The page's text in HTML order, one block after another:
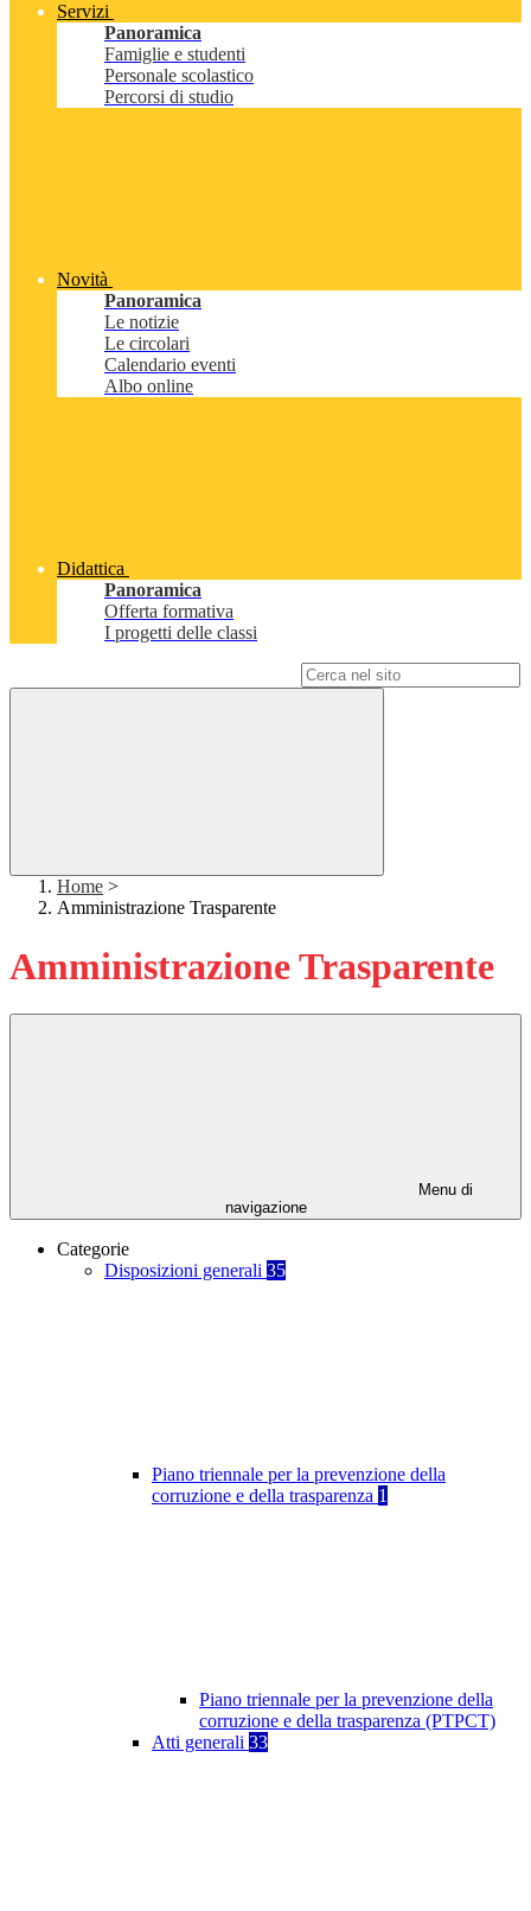
Servizi
Panoramica
Famiglie e studenti
Personale scolastico
Percorsi di studio
Novità
Panoramica
Le notizie
Le circolari
Calendario eventi
Albo online
Didattica
Panoramica
Offerta formativa
I progetti delle classi
Home >
Amministrazione Trasparente
Amministrazione Trasparente
Menu di
navigazione
Categorie
Disposizioni generali 35
Piano triennale per la prevenzione della
corruzione e della trasparenza 1
Piano triennale per la prevenzione della
corruzione e della trasparenza (PTPCT)
Atti generali 33